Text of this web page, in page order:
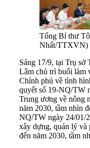
Tổng Bí thư
Nhất/TTXVN)
Sáng 17/9, tại Trụ
Lâm chủ trì buổi làm
Chính phủ về tình
quyết số 19-NQ/TW
Trung ương về nông
năm 2030, tầm nhìn
NQ/TW ngày 24/01/
xây dựng, quản lý và
đến năm 2030, tầm